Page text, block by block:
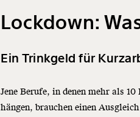
Lockdown:
Ein Trinkgeld für
Jene Berufe, in denen mehr als
hängen, brauchen einen